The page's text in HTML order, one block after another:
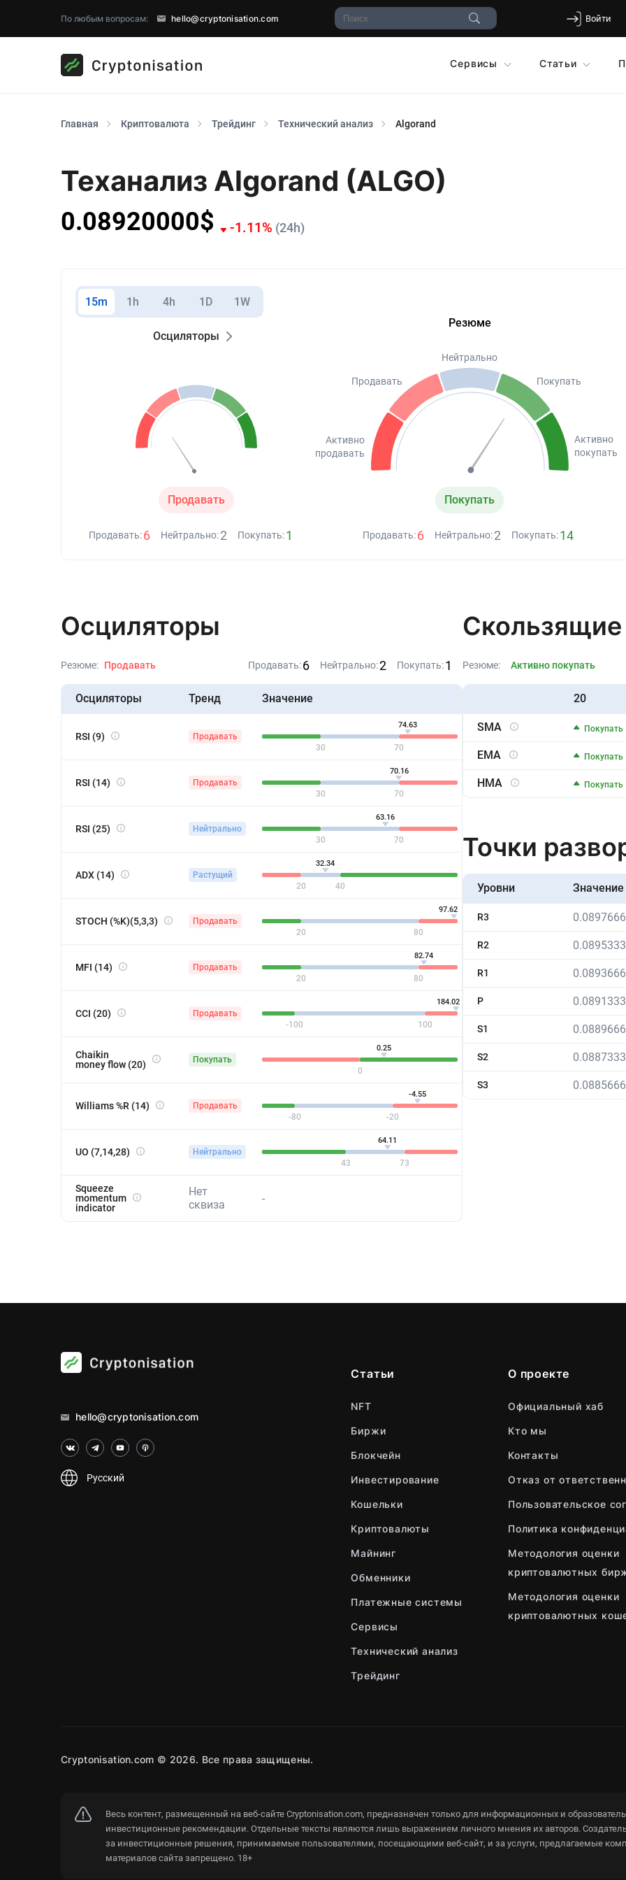
По любым вопросам: hello@cryptonisation.com Войти
Сервисы Статьи
Главная Криптовалюта Трейдинг Технический анализ Algorand
Теханализ Algorand (ALGO)
0.08920000$ -1.11% (24h)
15m 1h 4h 1D 1W
Осциляторы
Продавать
Продавать:6 Нейтрально:2 Покупать:1
Резюме
Активно
продавать
Продавать
Нейтрально
Покупать
Активно
покупать
Покупать
Продавать: 6 Нейтрально: 2 Покупать: 14
Осциляторы
Резюме: Продавать Продавать:6 Нейтрально:2 Покупать:1
Осциляторы Тренд Значение
RSI (9) Продавать
74.63
30 70
RSI (14) Продавать
70.16
30 70
RSI (25) Нейтрально
63.16
30 70
ADX (14) Растущий
32.34
20 40
STOCH (%K)(5,3,3) Продавать
97.62
20 80
MFI (14) Продавать
82.74
20 80
CCI (20) Продавать
184.02
-100 100
Chaikin
money flow (20)
Покупать
0.25
0
Williams %R (14) Продавать
-4.55
-80 -20
UO (7,14,28) Нейтрально
64.11
43 73
Squeeze
momentum
indicator
Нет
сквиза
-
Резюме: Активно покупать
20
SMA Покупать
EMA Покупать
HMA Покупать
Точки
Уровни Значение
R3
R2
R1
P
S1
S2
S3
hello@cryptonisation.com
Русский
Статьи
NFT
Биржи
Блокчейн
Инвестирование
Кошельки
Криптовалюты
Майнинг
Обменники
Платежные системы
Сервисы
Технический анализ
Трейдинг
О проекте
Официальный хаб
Кто мы
Контакты
Отказ от
Пользовательское
Политика
Методология оценки
криптовалютных
Методология оценки
криптовалютных
Cryptonisation.com © 2026. Все права защищены.
Весь контент, размещенный на веб-сайте Cryptonisation.com, предназначен только для информационных и
инвестиционные рекомендации. Отдельные тексты являются лишь выражением личного мнения их авторов. Создатель
за инвестиционные решения, принимаемые пользователями, посещающими веб-сайт, и за услуги, предлагаемые
материалов сайта запрещено. 18+